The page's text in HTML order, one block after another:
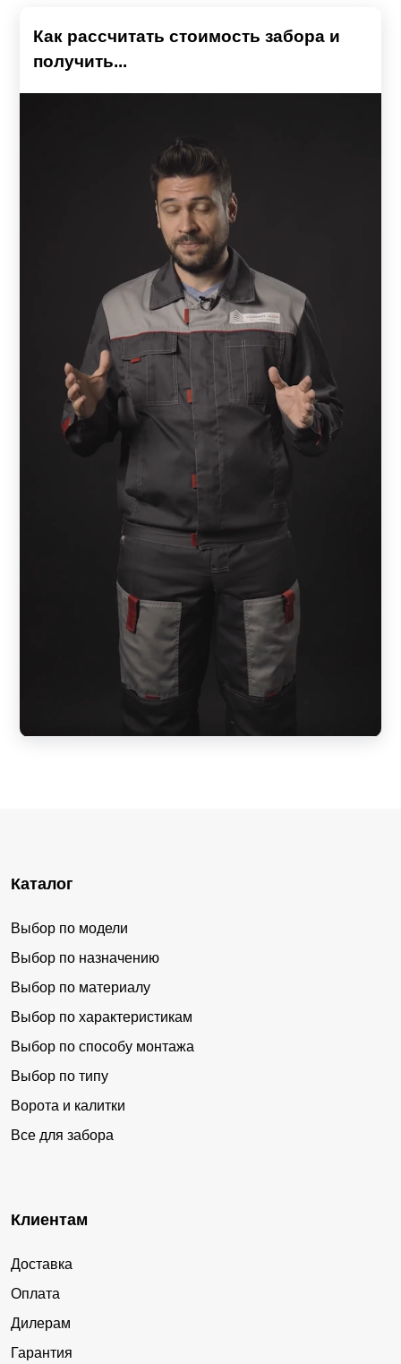
Как рассчитать стоимость забора и
получить...
Каталог
Выбор по модели
Выбор по назначению
Выбор по материалу
Выбор по характеристикам
Выбор по способу монтажа
Выбор по типу
Ворота и калитки
Все для забора
Клиентам
Доставка
Оплата
Дилерам
Гарантия